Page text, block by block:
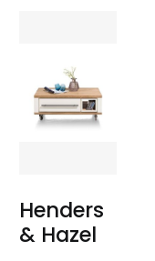
Henders
& Hazel